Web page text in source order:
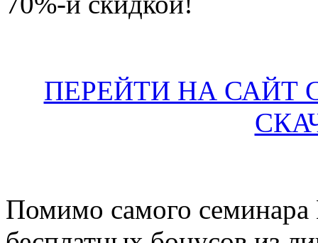
ПЕРЕЙТИ НА САЙТ
Помимо самого